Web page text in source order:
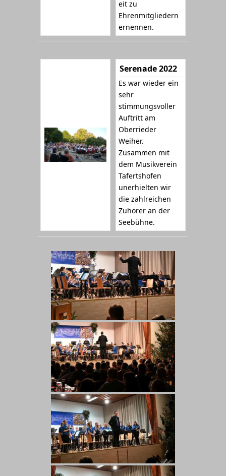
eit zu
Ehrenmitgliedern
ernennen.
Serenade 2022
Es war wieder ein
sehr
stimmungsvoller
Auftritt am
Oberrieder
Weiher.
Zusammen mit
dem Musikverein
Tafertshofen
unerhielten wir
die zahlreichen
Zuhörer an der
Seebühne.